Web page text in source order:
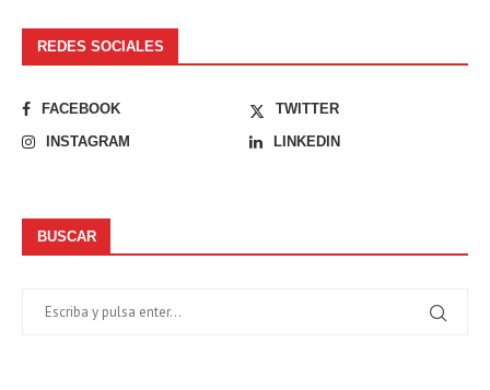
REDES SOCIALES
FACEBOOK
TWITTER
INSTAGRAM
LINKEDIN
BUSCAR